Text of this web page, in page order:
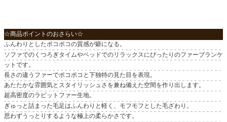
☆商品ポイントのおさらい☆
ふんわりとしたポコポコの質感が癖になる。
ソファでのくつろぎタイムやベッドでのリラックスにぴったりのファーブランケ
ットです。
長さの違うファーでポコポコと下独特の見た目を表現。
あたたかな雰囲気とスタイリッシュさを兼ね備えた空間を作り出します。
超高密度のラビットファー生地。
ぎゅっと詰まった毛足はふんわりと軽く、モフモフとした毛ざわり。
思わずうっとりするような極上の柔らかさです。